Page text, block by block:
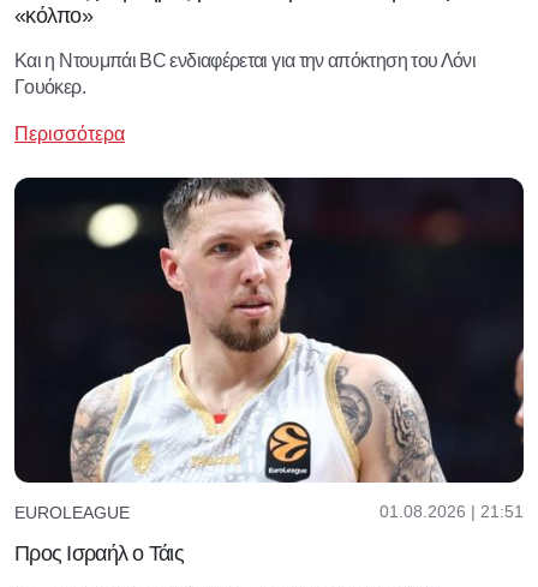
«κόλπο»
Και η Ντουμπάι BC ενδιαφέρεται για την απόκτηση του Λόνι
Γουόκερ.
Περισσότερα
EUROLEAGUE 01.08.2026 | 21:51
Προς Ισραήλ ο Τάις